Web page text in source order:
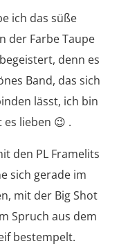
ich das süße
der Farbe Taupe
denn es
Band, das sich
lässt, ich bin
lieben 😉 .
den PL Framelits
sich gerade im
mit der Big Shot
Spruch aus dem
bestempelt.